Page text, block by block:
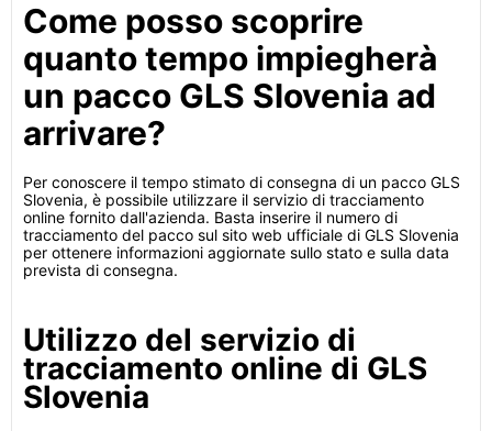
Come posso scoprire
quanto tempo impiegherà
un pacco GLS Slovenia ad
arrivare?
Per conoscere il tempo stimato di consegna di un pacco GLS
Slovenia, è possibile utilizzare il servizio di tracciamento
online fornito dall'azienda. Basta inserire il numero di
tracciamento del pacco sul sito web ufficiale di GLS Slovenia
per ottenere informazioni aggiornate sullo stato e sulla data
prevista di consegna.
Utilizzo del servizio di
tracciamento online di GLS
Slovenia